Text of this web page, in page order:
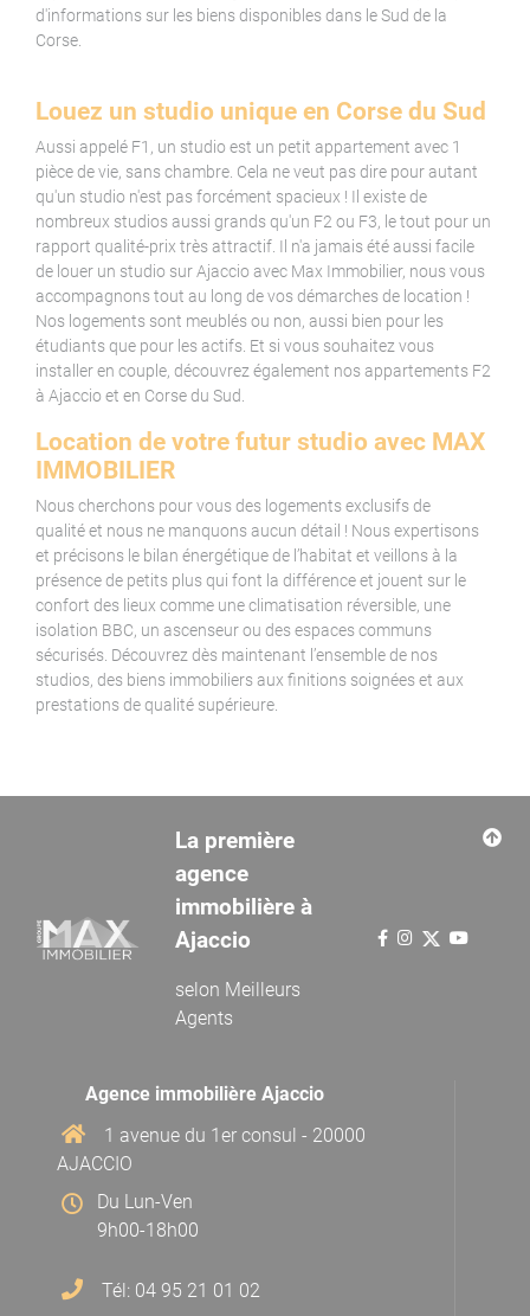
d'informations sur les biens disponibles dans le Sud de la
Corse.
Louez un studio unique en Corse du Sud
Aussi appelé F1, un studio est un petit appartement avec 1
pièce de vie, sans chambre. Cela ne veut pas dire pour autant
qu'un studio n'est pas forcément spacieux ! Il existe de
nombreux studios aussi grands qu'un F2 ou F3, le tout pour un
rapport qualité-prix très attractif. Il n'a jamais été aussi facile
de louer un studio sur Ajaccio avec Max Immobilier, nous vous
accompagnons tout au long de vos démarches de location !
Nos logements sont meublés ou non, aussi bien pour les
étudiants que pour les actifs. Et si vous souhaitez vous
installer en couple, découvrez également nos appartements F2
à Ajaccio et en Corse du Sud.
Location de votre futur studio avec MAX
IMMOBILIER
Nous cherchons pour vous des logements exclusifs de
qualité et nous ne manquons aucun détail ! Nous expertisons
et précisons le bilan énergétique de l’habitat et veillons à la
présence de petits plus qui font la différence et jouent sur le
confort des lieux comme une climatisation réversible, une
isolation BBC, un ascenseur ou des espaces communs
sécurisés. Découvrez dès maintenant l’ensemble de nos
studios, des biens immobiliers aux finitions soignées et aux
prestations de qualité supérieure.
La première
agence
immobilière à
Ajaccio
selon Meilleurs
Agents
Agence immobilière Ajaccio
1 avenue du 1er consul - 20000
AJACCIO
Du Lun-Ven
9h00-18h00
Tél: 04 95 21 01 02